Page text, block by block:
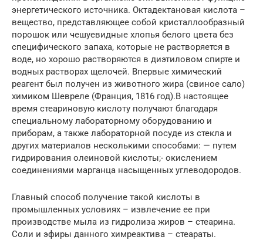
энергетического источника. Октадектановая кислота –
вещество, представляющее собой кристаллообразный
порошок или чешуевидные хлопья белого цвета без
специфического запаха, которые не растворяется в
воде, но хорошо растворяются в диэтиловом спирте и
водных растворах щелочей. Впервые химический
реагент был получен из животного жира (свиное сало)
химиком Шевреле (Франция, 1816 год).В настоящее
время стеариновую кислоту получают благодаря
специальному лабораторному оборудованию и
приборам, а также лабораторной посуде из стекла и
других материалов несколькими способами: — путем
гидрирования олеиновой кислоты;- окислением
соединениями марганца насыщенных углеводородов.
Главный способ получение такой кислоты в
промышленных условиях – извлечение ее при
производстве мыла из гидролиза жиров – стеарина.
Соли и эфиры данного химреактива – стеараты.